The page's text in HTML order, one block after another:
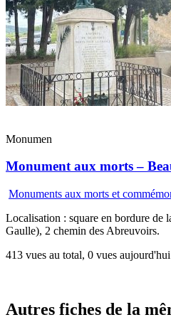
Monumen
Monument aux morts –
Monuments aux morts et
Localisation : square en bordure de
Gaulle), 2 chemin des Abreuvoirs.
413 vues au total, 0 vues aujourd'hui
Autres fiches de la